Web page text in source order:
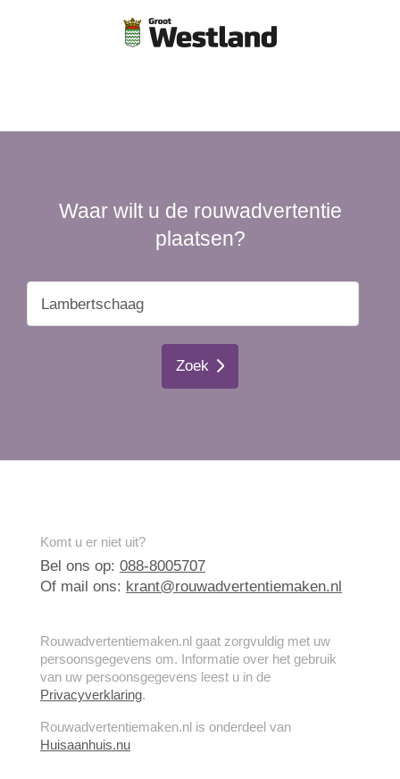
Waar wilt u de rouwadvertentie
plaatsen?
Zoek
Komt u er niet uit?
Bel ons op: 088-8005707
Of mail ons: krant@rouwadvertentiemaken.nl
Rouwadvertentiemaken.nl gaat zorgvuldig met uw
persoonsgegevens om. Informatie over het gebruik
van uw persoonsgegevens leest u in de
Privacyverklaring.
Rouwadvertentiemaken.nl is onderdeel van
Huisaanhuis.nu